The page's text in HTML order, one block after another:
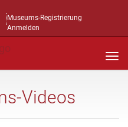
Museums-Registrierung
Anmelden
Videos